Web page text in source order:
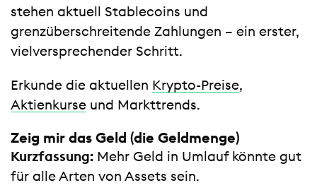
stehen aktuell Stablecoins und
grenzüberschreitende Zahlungen – ein erster,
vielversprechender Schritt.
Erkunde die aktuellen Krypto-Preise,
Aktienkurse und Markttrends.
Zeig mir das Geld (die Geldmenge)
Kurzfassung: Mehr Geld in Umlauf könnte gut
für alle Arten von Assets sein.